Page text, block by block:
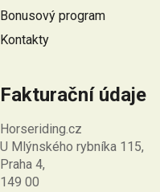
Bonusový program
Kontakty
Fakturační údaje
Horseriding.cz
U Mlýnského rybníka 115,
Praha 4,
149 00